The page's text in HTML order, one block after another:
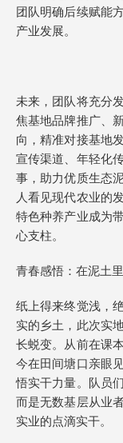
团队明确后续赋能
产业发展。
未来，团队将充分
焦基地品牌推广、
向，精准对接基地
宣传渠道、年轻化
事，助力优质生态
人看见现代农业的
特色种养产业成为
心支柱。
青春感悟：在泥土
纸上得来终觉浅，
实的乡土，此次实
长蜕变。从前在课
今在田间塘口亲眼
悟实干力量。队员
而是无数基层从业
实业的点滴实干。